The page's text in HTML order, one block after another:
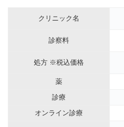
クリニック名
診察料
処方 ※税込価格
薬
診療
オンライン診療